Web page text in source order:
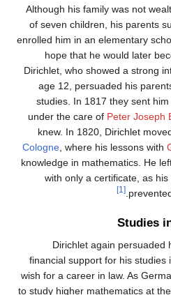
Although his family was not
of seven children, his parents
enrolled him in an elementary
hope that he would later
Dirichlet, who showed a strong
age 12, persuaded his
studies. In 1817 they sent
under the care of Peter Joseph
knew. In 1820, Dirichlet
Cologne , where his lessons with
knowledge in mathematics. He
with only a certificate, as
[1]
Studies
Dirichlet again persuaded
financial support for his
wish for a career in law. As
to study higher mathematics at